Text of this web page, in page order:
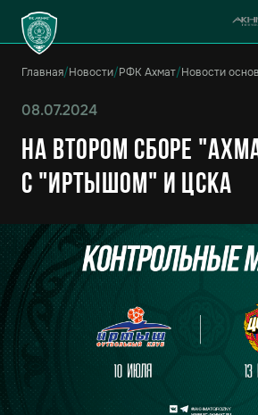
Главная/Новости/РФК Ахмат/Новости
08.07.2024
На втором сборе
с "Иртышом" и ЦСКА